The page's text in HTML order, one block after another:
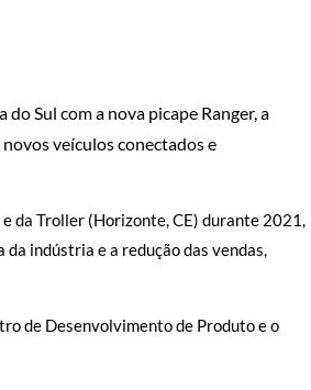
Sul com a nova picape Ranger, a
veículos conectados e
da Troller (Horizonte, CE) durante 2021,
indústria e a redução das vendas,
de Desenvolvimento de Produto e o